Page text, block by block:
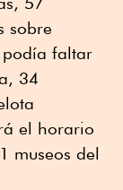
sobre
podía faltar
34
el horario
museos del